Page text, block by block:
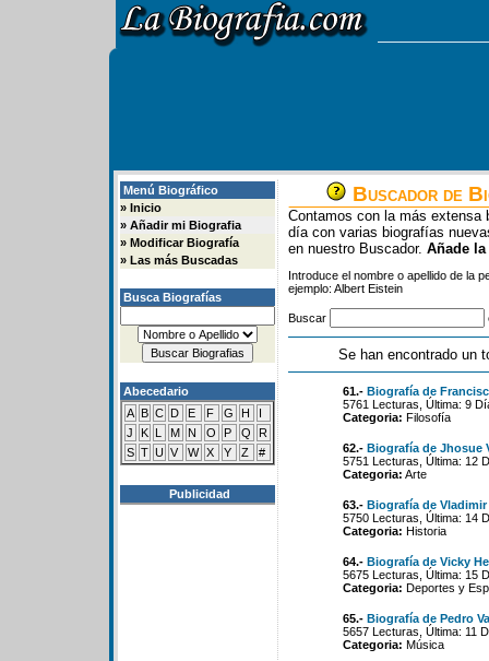
Menú Biográfico
» Inicio
» Añadir mi Biografia
» Modificar Biografía
» Las más Buscadas
Busca Biografías
Abecedario
A B C D E F G H
I
J
K L M N O P Q
R
S T U V W X Y Z #
Publicidad
Buscador de
Contamos con la más extensa
día con varias biografías
en nuestro Buscador. Añade
Introduce el nombre o apellido de la
ejemplo: Albert Eistein
Buscar
Se han encontrado un
61.- Biografía de
5761 Lecturas, Última: 9
Categoria: Filosofía
62.- Biografía de Jhosue
5751 Lecturas, Última: 12
Categoria: Arte
63.- Biografía de
5750 Lecturas, Última: 14
Categoria: Historia
64.- Biografía de Vicky
5675 Lecturas, Última: 15
Categoria: Deportes y
65.- Biografía de Pedro
5657 Lecturas, Última: 11
Categoria: Música